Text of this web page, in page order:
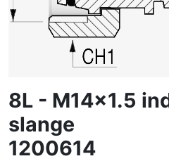
8L - M14x1.5
slange
1200614